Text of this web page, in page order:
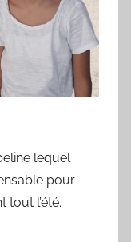
lequel
pour
tout l’été.